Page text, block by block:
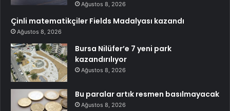
Ağustos 8, 2026
Çinli matematikçiler Fields Madalyası kazandı
Ağustos 8, 2026
Bursa Nilüfer’e 7 yeni park
kazandırılıyor
Ağustos 8, 2026
Bu paralar artık resmen basılmayacak
Ağustos 8, 2026